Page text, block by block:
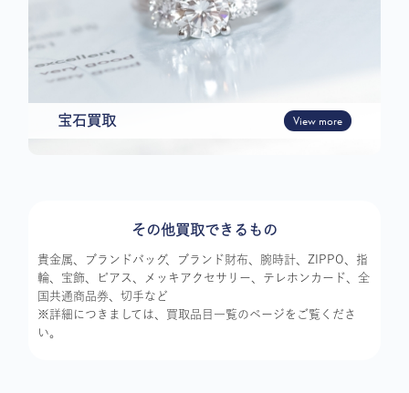
宝石買取 View more
その他買取できるもの
貴金属、ブランドバッグ、ブランド財布、腕時計、ZIPPO、指
輪、宝飾、ピアス、メッキアクセサリー、テレホンカード、全
国共通商品券、切手など
※詳細につきましては、買取品目一覧のページをご覧くださ
い。